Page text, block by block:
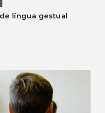
língua gestual